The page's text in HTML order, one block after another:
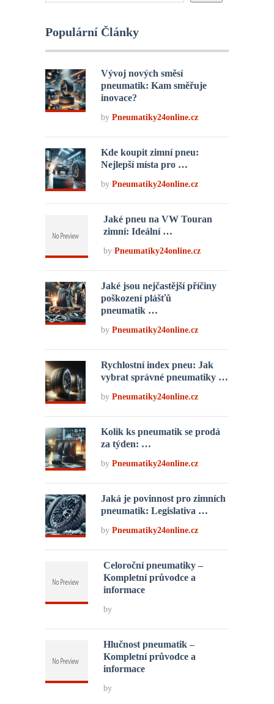
Populární Články
Vývoj nových směsí
pneumatik: Kam směřuje
inovace?
byPneumatiky24online.cz
Kde koupit zimní pneu:
Nejlepší místa pro …
byPneumatiky24online.cz
Jaké pneu na VW Touran
zimní: Ideální …
byPneumatiky24online.cz
Jaké jsou nejčastější příčiny
poškození plášťů
pneumatik …
byPneumatiky24online.cz
Rychlostní index pneu: Jak
vybrat správné pneumatiky …
byPneumatiky24online.cz
Kolik ks pneumatik se prodá
za týden: …
byPneumatiky24online.cz
Jaká je povinnost pro zimních
pneumatik: Legislativa …
byPneumatiky24online.cz
Celoroční pneumatiky –
Kompletní průvodce a
informace
by
Hlučnost pneumatik –
Kompletní průvodce a
informace
by